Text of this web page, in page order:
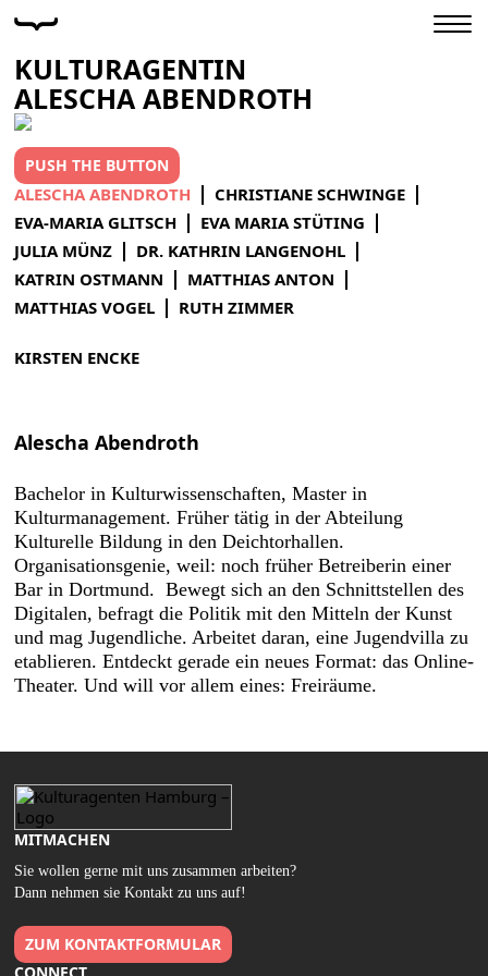
KULTURAGENTIN
ALESCHA ABENDROTH
PUSH THE BUTTON
ALESCHA ABENDROTH
CHRISTIANE SCHWINGE
EVA-MARIA GLITSCH
EVA MARIA STÜTING
JULIA MÜNZ
DR. KATHRIN LANGENOHL
KATRIN OSTMANN
MATTHIAS ANTON
MATTHIAS VOGEL
RUTH ZIMMER
KIRSTEN ENCKE
Alescha Abendroth
Bachelor in Kulturwissenschaften, Master in
Kulturmanagement. Früher tätig in der Abteilung
Kulturelle Bildung in den Deichtorhallen.
Organisationsgenie, weil: noch früher Betreiberin einer
Bar in Dortmund. Bewegt sich an den Schnittstellen des
Digitalen, befragt die Politik mit den Mitteln der Kunst
und mag Jugendliche. Arbeitet daran, eine Jugendvilla zu
etablieren. Entdeckt gerade ein neues Format: das Online-
Theater. Und will vor allem eines: Freiräume.
MITMACHEN
Sie wollen gerne mit uns zusammen arbeiten?
Dann nehmen sie Kontakt zu uns auf!
ZUM KONTAKTFORMULAR